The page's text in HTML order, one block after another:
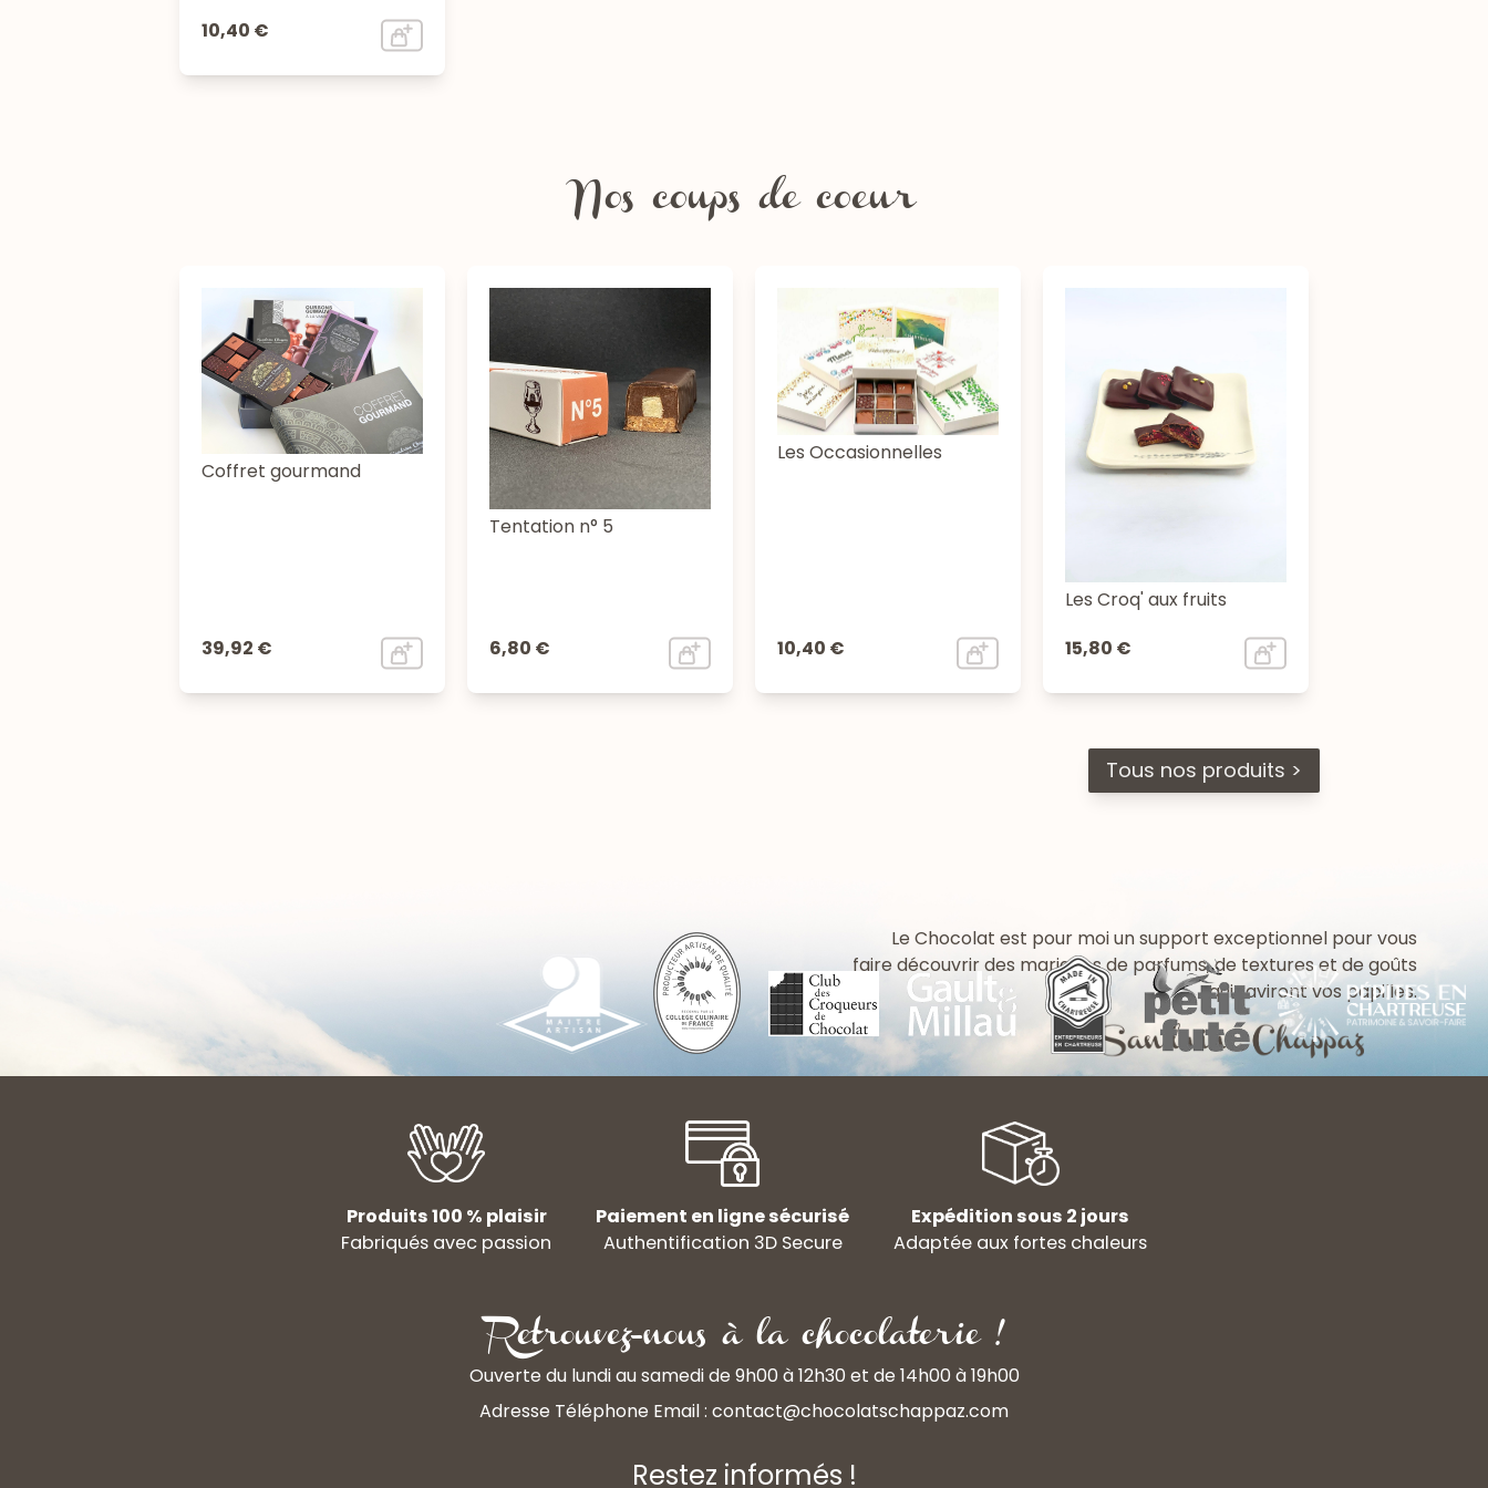
10,40 €
Nos coups de coeur
Coffret gourmand
39,92 €
Tentation n° 5
6,80 €
Les Occasionnelles
10,40 €
Les Croq' aux fruits
15,80 €
Tous nos produits >
Le Chocolat est pour moi un support exceptionnel pour vous
faire découvrir des mariages de parfums, de textures et de goûts
qui raviront vos papilles.
Produits 100 % plaisir Paiement en ligne sécurisé
Expédition sous 2 jours
Fabriqués avec passion
Authentification 3D Secure Adaptée aux fortes chaleurs
Retrouvez-nous à la chocolaterie !
Ouverte du lundi au samedi de 9h00 à 12h30 et de 14h00 à 19h00
Adresse Téléphone Email : contact@chocolatschappaz.com
Restez informés !